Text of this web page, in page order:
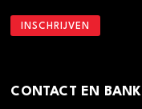
CONTACT EN BANK